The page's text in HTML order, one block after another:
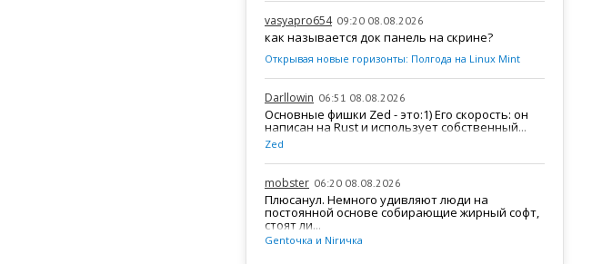
vasyapro654 09:20 08.08.2026
как называется док панель на скрине?
Открывая новые горизонты: Полгода на Linux Mint
Darllowin 06:51 08.08.2026
Основные фишки Zed - это:1) Его скорость: он
написан на Rust и использует собственный...
Zed
mobster 06:20 08.08.2026
Плюсанул. Немного удивляют люди на
постоянной основе собирающие жирный софт,
стоят ли...
Gentочка и Nirичка